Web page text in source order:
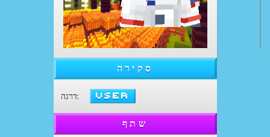
סקירה
דרגה: User
שתף